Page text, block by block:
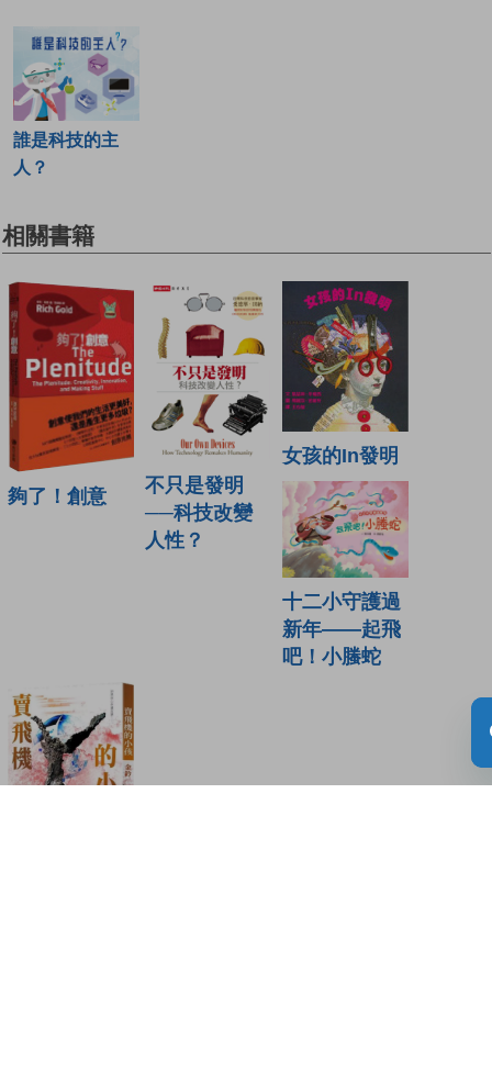
誰是科技的主
人？
相關書籍
夠了！創意
不只是發明
──科技改變
人性？
女孩的In發明
十二小守護過
新年——起飛
吧！小螣蛇